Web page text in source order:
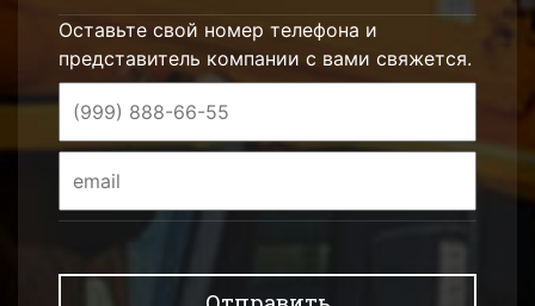
Оставьте свой номер телефона и
представитель компании с вами свяжется.